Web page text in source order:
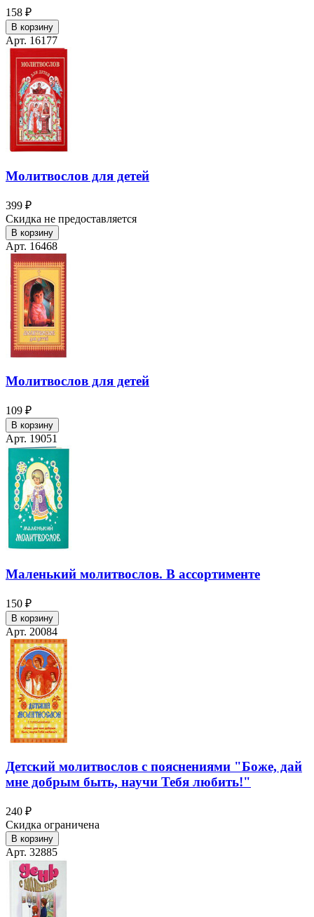
158 ₽
В корзину
Арт. 16177
Молитвослов для детей
399 ₽
Скидка не предоставляется
В корзину
Арт. 16468
Молитвослов для детей
109 ₽
В корзину
Арт. 19051
Маленький молитвослов. В ассортименте
150 ₽
В корзину
Арт. 20084
Детский молитвослов с пояснениями "Боже, дай
мне добрым быть, научи Тебя любить!"
240 ₽
Скидка ограничена
В корзину
Арт. 32885